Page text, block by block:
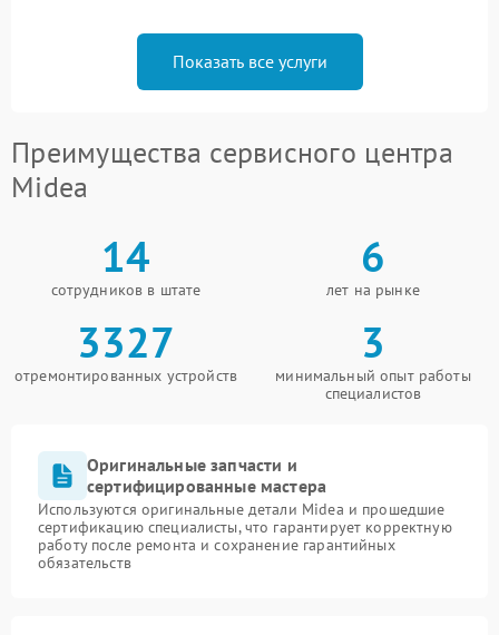
Показать все услуги
Преимущества сервисного центра
Midea
14
сотрудников в штате
6
лет на рынке
3327
отремонтированных устройств
3
минимальный опыт работы
специалистов
Оригинальные запчасти и
сертифицированные мастера
Используются оригинальные детали Midea и прошедшие
сертификацию специалисты, что гарантирует корректную
работу после ремонта и сохранение гарантийных
обязательств